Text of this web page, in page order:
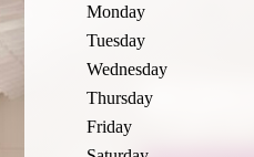
Monday
Tuesday
Wednesday
Thursday
Friday